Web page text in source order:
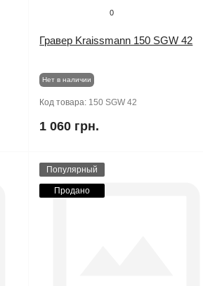
0
Гравер Kraissmann 150 SGW 42
Нет в наличии
Код товара: 150 SGW 42
1 060 грн.
Популярный
Продано